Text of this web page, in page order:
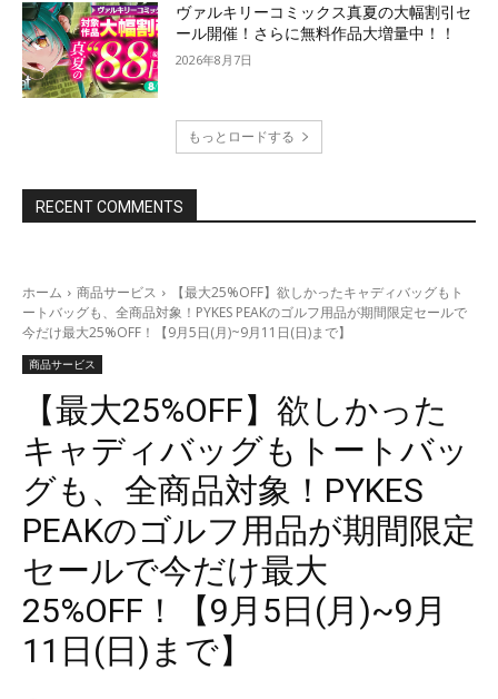
ヴァルキリーコミックス真夏の大幅割引セ
ール開催！さらに無料作品大増量中！！
2026年8月7日
もっとロードする
RECENT COMMENTS